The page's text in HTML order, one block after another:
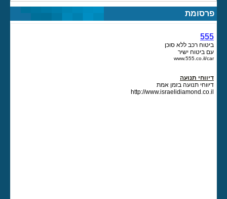
פרסומת
555
ביטוח רכב ללא סוכן
עם ביטוח ישיר
www.555.co.il/car
דיווחי תנועה
דיווחי תנועה בזמן אמת
http://www.israelidiamond.co.il